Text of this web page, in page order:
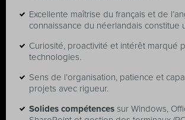
Excellente maîtrise du français et de
connaissance du néerlandais constitue
Curiosité, proactivité et intérêt marqué
technologies.
Sens de l’organisation, patience et
projets avec rigueur.
Solides compétences sur Windows,